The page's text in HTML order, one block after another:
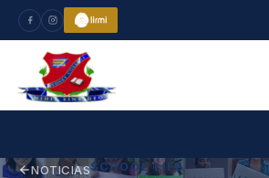
NOTICIASSCHOOL LIFE